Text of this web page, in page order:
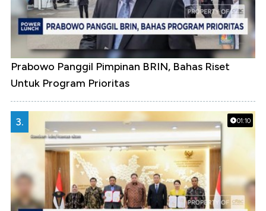
Prabowo Panggil Pimpinan BRIN, Bahas Riset
Untuk Program Prioritas
01:10
3.